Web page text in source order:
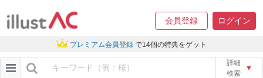
会員登録 ログイン
プレミアム会員登録 で14個の特典をゲット
詳細
検索
▼